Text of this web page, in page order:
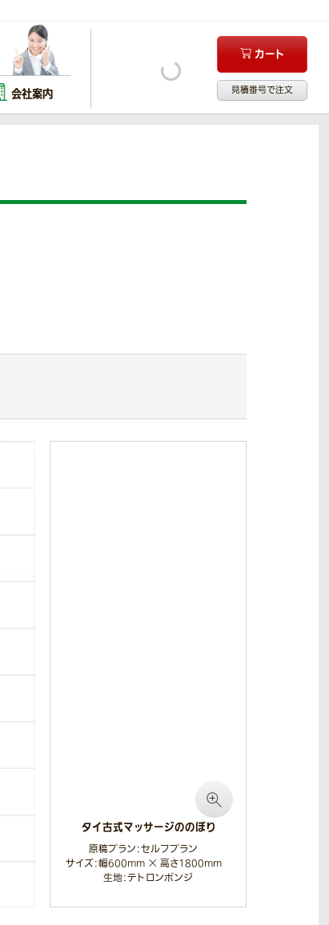
カート
見積番号で注文
会社案内
タイ古式マッサージののぼり
原稿プラン：セルフプラン
サイズ：幅600mm × 高さ1800mm
生地：テトロンポンジ